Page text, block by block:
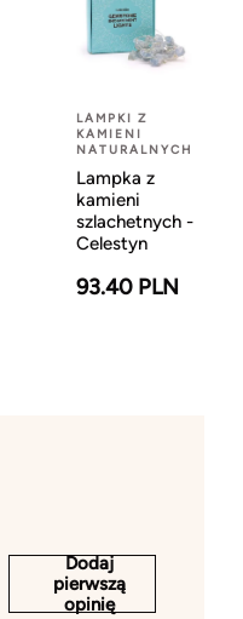
LAMPKI Z
KAMIENI
NATURALNYCH
Lampka z
kamieni
szlachetnych -
Celestyn
93.40 PLN
Dodaj
pierwszą
opinię